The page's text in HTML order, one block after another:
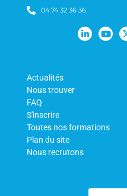
04 74 32 36 36
Actualités
Nous trouver
FAQ
S'inscrire
Toutes nos formations
Plan du site
Nous recrutons